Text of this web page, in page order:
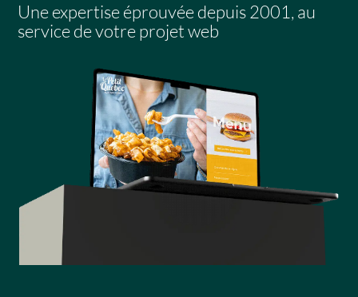
Une expertise éprouvée depuis 2001, au
service de votre projet web